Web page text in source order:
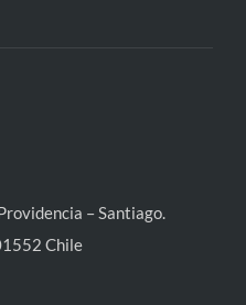
– Santiago.
Chile